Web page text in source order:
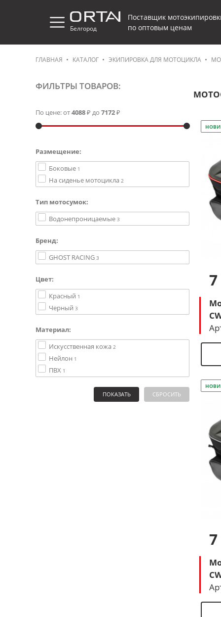
Белгород
Поставщик
по оптовым ценам
ГЛАВНАЯ КАТАЛОГ ЭКИПИРОВКА ДЛЯ МОТОЦИКЛА
ФИЛЬТРЫ ТОВАРОВ:
По цене: от4088₽ до 7172₽
Размещение:
Боковые 1
На сиденье мотоцикла 2
Тип мотосумок:
Водонепроницаемые 3
Бренд:
GHOST RACING 3
Цвет:
Красный 1
Черный 3
Материал:
Искусственная кожа 2
Нейлон 1
ПВХ 1
ПОКАЗАТЬ СБРОСИТЬ